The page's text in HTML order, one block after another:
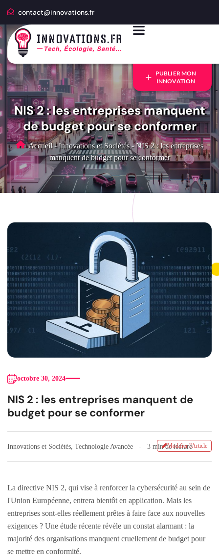
contact@innovations.fr
PUBLIER MON
INNOVATION
NIS 2 : les entreprises manquent
de budget pour se conformer
Accueil - Innovations et Sociétés - NIS 2 : les entreprises
manquent de budget pour se conformer
octobre 30, 2024
NIS 2 : les entreprises manquent de
budget pour se conformer
Innovations et Sociétés Technologie Avancée 3 min de lecture
Modifier l'Article
La directive NIS 2, qui vise à renforcer la cybersécurité au sein de
l'Union Européenne, entrera bientôt en application. Mais les
entreprises sont-elles réellement prêtes à faire face aux nouvelles
exigences ? Une étude récente révèle un constat alarmant : la
majorité des organisations manquent cruellement de budget pour
se mettre en conformité.